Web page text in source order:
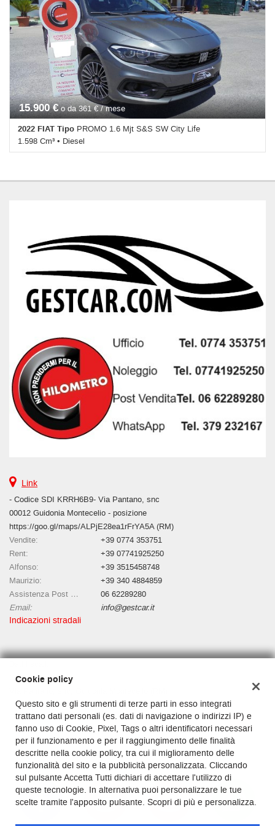
Autoradio • Autoradio digitale • Bluetooth • Chiusura centralizzata •
Climatizzatore • Controllo elettronico della corsia • Cruise Control •
Immobilizzatore elettronico • Riconoscimento dei segnali stradali •
Servosterzo • Specchietti laterali elettrici • VENDITA anche con LG
104 (iva al 4%)
15.900 €o da 361 € / mese
2022 FIAT Tipo PROMO 1.6 Mjt S&S SW City Life
1.598 Cm³ • Diesel
Autoradio • Autoradio digitale • Bluetooth • Bracciolo • Cerchi in
Specchietti laterali elettrici • VENDITA anche con LG 104 (iva al
4%)
Link
- Codice SDI KRRH6B9- Via Pantano, snc
00012 Guidonia Montecelio - posizione
https://goo.gl/maps/ALPjE28ea1rFrYA5A (RM)
Vendite:
+39 0774 353751
Rent:
+39 07741925250
Alfonso:
+39 3515458748
Maurizio:
+39 340 4884859
Assistenza Post vendita:
06 62289280
Email:
info@gestcar.it
Indicazioni stradali
Gestcar Auto Srl
P.IVA:11660941003 Codice Destinatario KRRH6B9
Registro delle imprese:RM
Capitale sociale: €10000 i.v.
Cookie policy
Questo sito e gli strumenti di terze parti in esso integrati
trattano dati personali (es. dati di navigazione o indirizzi IP) e
fanno uso di Cookie, Pixel, Tags o altri identificatori necessari
per il funzionamento e per il raggiungimento delle finalità
descritte nella cookie policy, tra cui il miglioramento delle
funzionalità del sito e la pubblicità personalizzata. Cliccando
sul pulsante Accetta Tutti dichiari di accettare l'utilizzo di
queste tecnologie. In alternativa puoi personalizzare le tue
scelte tramite l'apposito pulsante. Scopri di più e personalizza.